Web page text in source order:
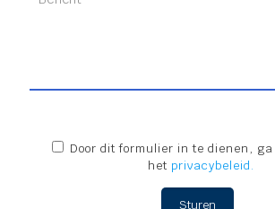
Door dit formulier in te dienen,
het privacybeleid.